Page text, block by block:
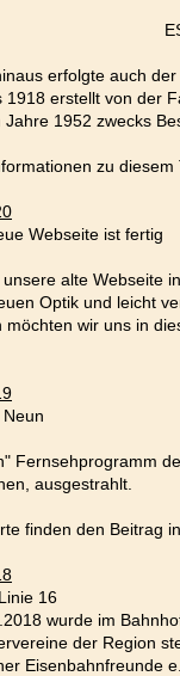
im Bw
erfolgte auch
1918 erstellt von der
Jahre 1952 zwecks
zu
Webseite ist fertig
unsere alte Webseite
Optik und leicht
möchten wir uns in
Fernsehprogramm
ausgestrahlt.
finden den Beitrag
16
wurde im
der Region
Eisenbahnfreunde